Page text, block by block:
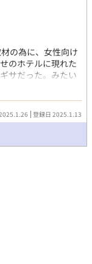
の為に、女性向け
のホテルに現れた
サだった。みたい
幸イケメン×三十
のセラピスト。真面
と普通に付き合っ
【受】佐塚亨 33
の監督。取り返し
一般的情緒が欠落
登録日 2025.1.13